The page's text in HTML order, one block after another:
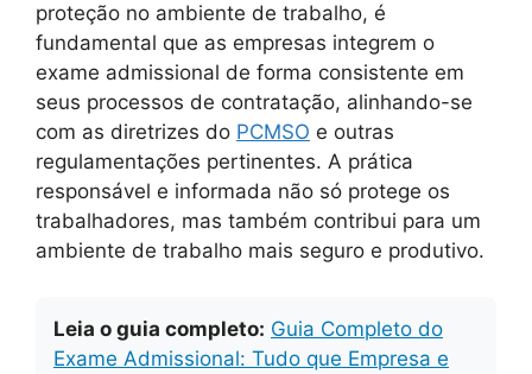
proteção no ambiente de trabalho, é
fundamental que as empresas integrem o
exame admissional de forma consistente em
seus processos de contratação, alinhando-se
com as diretrizes do PCMSO e outras
regulamentações pertinentes. A prática
responsável e informada não só protege os
trabalhadores, mas também contribui para um
ambiente de trabalho mais seguro e produtivo.
Leia o guia completo: Guia Completo do
Exame Admissional: Tudo que Empresa e